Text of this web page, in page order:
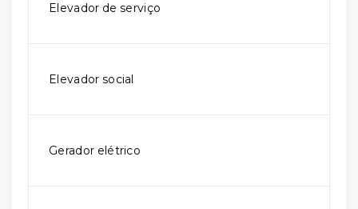
Elevador de serviço
Elevador social
Gerador elétrico